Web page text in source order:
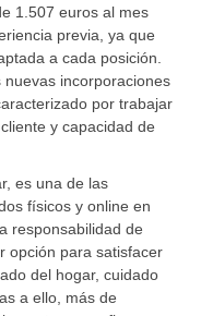
1.507 euros al mes
previa, ya que
a cada posición.
incorporaciones
por trabajar
y capacidad de
es una de las
físicos y online en
responsabilidad de
opción para satisfacer
del hogar, cuidado
a ello, más de